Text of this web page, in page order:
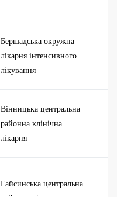
Бершадська окружна
лікарня інтенсивного
лікування
Вінницька центральна
районна клінічна
лікарня
Гайсинська центральна